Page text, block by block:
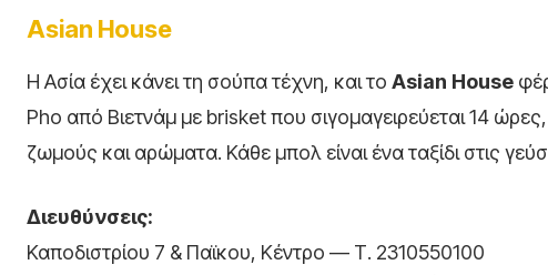
Asian House
Η Ασία έχει κάνει τη σούπα τέχνη, και το Asian House
Pho από Βιετνάμ με brisket που σιγομαγειρεύεται 14
ζωμούς και αρώματα. Κάθε μπολ είναι ένα ταξίδι στις
Διευθύνσεις:
Καποδιστρίου 7 & Παϊκου, Κέντρο — Τ. 2310550100